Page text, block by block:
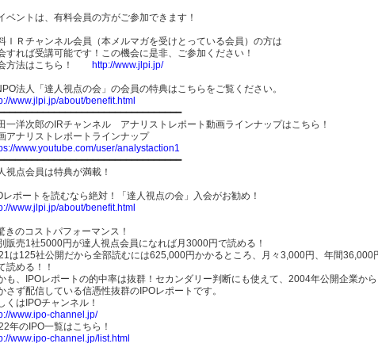
ベントは、有料会員の方がご参加できます！
ＩＲチャンネル会員（本メルマガを受けとっている会員）の方は
すれば受講可能です！この機会に是非、ご参加ください！
方法はこちら！ http://www.jlpi.jp/
法人「達人視点の会」の会員の特典はこちらをご覧ください。
www.jlpi.jp/about/benefit.html
一洋次郎のIRチャンネル アナリストレポート動画ラインナップはこちら！
アナリストレポートラインナップ
www.youtube.com/user/analystaction1
視点会員は特典が満載！
レポートを読むなら絶対！「達人視点の会」入会がお勧め！
www.jlpi.jp/about/benefit.html
きのコストパフォーマンス！
販売1社5000円が達人視点会員になれば月3000円で読める！
は125社公開だから全部読むには625,000円かかるところ、月々3,000円、年間36,000
読める！！
も、IPOレポートの的中率は抜群！セカンダリー判断にも使えて、2004年公開企業から
さず配信している信憑性抜群のIPOレポートです。
くはIPOチャンネル！
www.ipo-channel.jp/
年のIPO一覧はこちら！
www.ipo-channel.jp/list.html